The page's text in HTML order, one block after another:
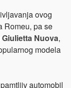
ovog
Romeu, pa se
Nuova,
modela
automobil